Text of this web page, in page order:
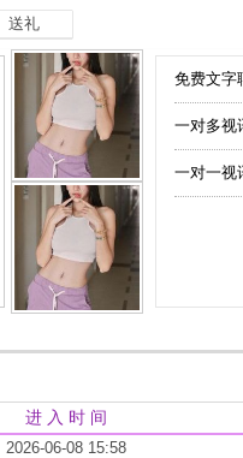
送礼
免费文
一对多
一对一
进 入 时 间
2026-06-08 15:58